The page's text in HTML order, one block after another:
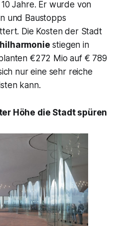
Jahre. Er wurde von
und Baustopps
Die Kosten der Stadt
stiegen in
€272 Mio auf € 789
nur eine sehr reiche
kann.
Höhe die Stadt spüren